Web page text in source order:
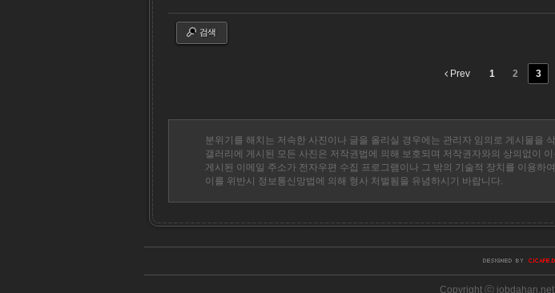
검색
Prev 1 2 3
분위기를 해치는 저속한 사진이나 글을 올리실 경우에는 관리자 임의로 게시물을
갤러리에 게시된 모든 사진은 저작권법에 의해 보호되며 저작권자와의 상의없이
게시된 이메일 주소가 전자우편 수집 프로그램이나 그 밖의 기술적 장치를 이용하
이를 위반시 정보통신망법에 의해 형사 처벌됨을 유념하시기 바랍니다.
Copyright ⓒ jobdahan.net